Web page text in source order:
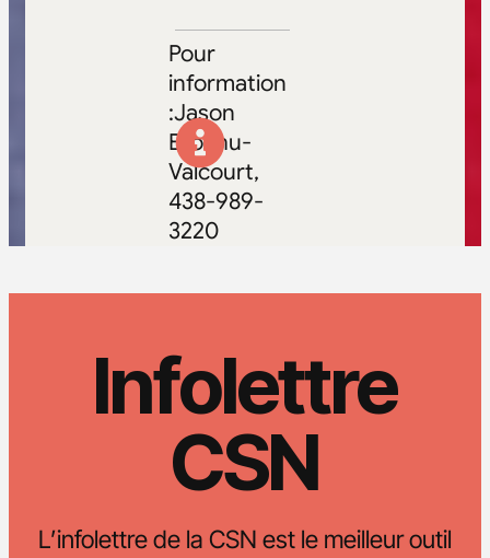
Pour
information
:Jason
Brochu-
Valcourt,
438-989-
3220
Infolettre
CSN
L’infolettre de la CSN est le meilleur outil